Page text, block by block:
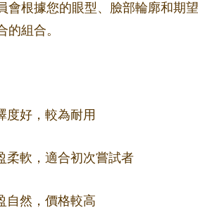
會根據您的眼型、臉部輪廓和期望
的組合。
度好，較為耐用
柔軟，適合初次嘗試者
自然，價格較高